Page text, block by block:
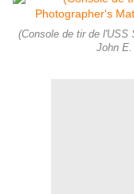
(Console de tir de l'USS
John E.